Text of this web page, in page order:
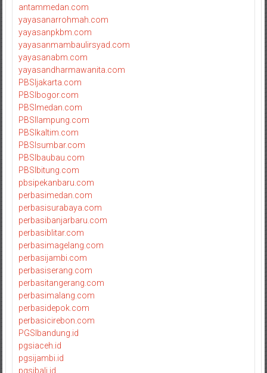
antammedan.com
yayasanarrohmah.com
yayasanpkbm.com
yayasanmambaulirsyad.com
yayasanabm.com
yayasandharmawanita.com
PBSIjakarta.com
PBSIbogor.com
PBSImedan.com
PBSIlampung.com
PBSIkaltim.com
PBSIsumbar.com
PBSIbaubau.com
PBSIbitung.com
pbsipekanbaru.com
perbasimedan.com
perbasisurabaya.com
perbasibanjarbaru.com
perbasiblitar.com
perbasimagelang.com
perbasijambi.com
perbasiserang.com
perbasitangerang.com
perbasimalang.com
perbasidepok.com
perbasicirebon.com
PGSIbandung.id
pgsiaceh.id
pgsijambi.id
pgsibali.id